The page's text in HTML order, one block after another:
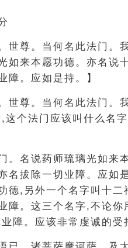
世尊。当何名此法门。
如来本愿功德。亦名说
障。应如是持。】
世尊。当何名此法门。
这个法门应该叫什么名
。名说药师琉璃光如来
名拔除一切业障。应如
德,另外一个名字叫十
障。这三个名字,不论
障。应该非常虔诚的受